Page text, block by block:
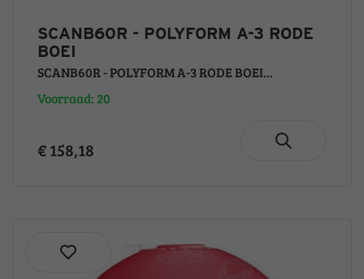
SCANB60R - POLYFORM A-3 RODE
BOEI
SCANB60R - POLYFORM A-3 RODE BOEI...
Voorraad: 20
€ 158,18